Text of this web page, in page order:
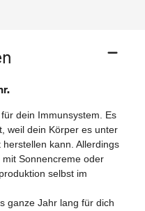
dein Immunsystem. Es
weil dein Körper es unter
kann. Allerdings
Sonnencreme oder
selbst im
ganze Jahr lang für dich